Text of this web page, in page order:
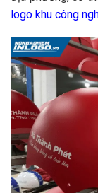
logo khu công